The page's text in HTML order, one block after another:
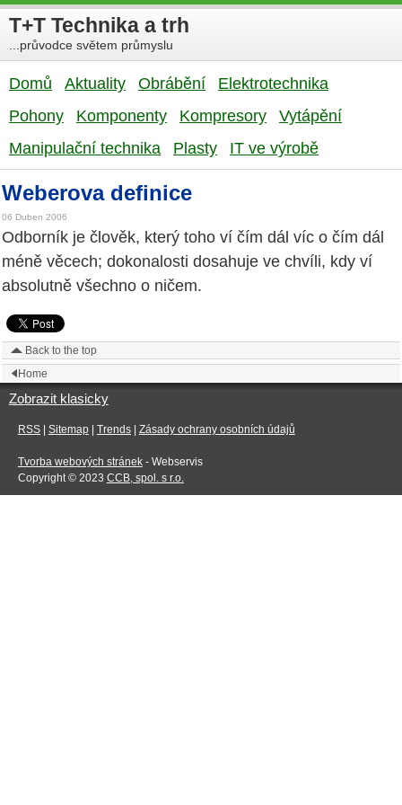
T+T Technika a trh
...průvodce světem průmyslu
Domů Aktuality Obrábění
Elektrotechnika
Pohony
Komponenty Kompresory
Vytápění
Manipulační technika
Plasty IT ve výrobě
Weberova definice
06 Duben 2006
Odborník je člověk, který toho ví čím dál víc o čím dál
méně věcech; dokonalosti dosahuje ve chvíli, kdy ví
absolutně všechno o ničem.
Back to the top
Home
Zobrazit klasicky
RSS| Sitemap| Trends| Zásady ochrany osobních údajů
Tvorba webových stránek- Webservis
Copyright © 2023 CCB, spol. s r.o.